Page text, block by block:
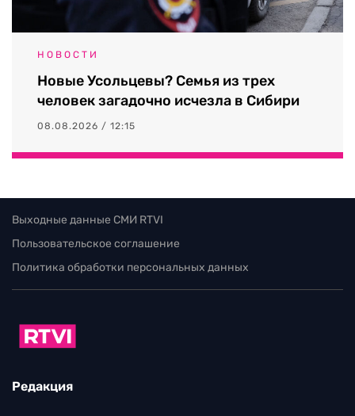
НОВОСТИ
Новые Усольцевы? Семья из трех
человек загадочно исчезла в Сибири
08.08.2026 / 12:15
Выходные данные СМИ RTVI
Пользовательское соглашение
Политика обработки персональных данных
Редакция